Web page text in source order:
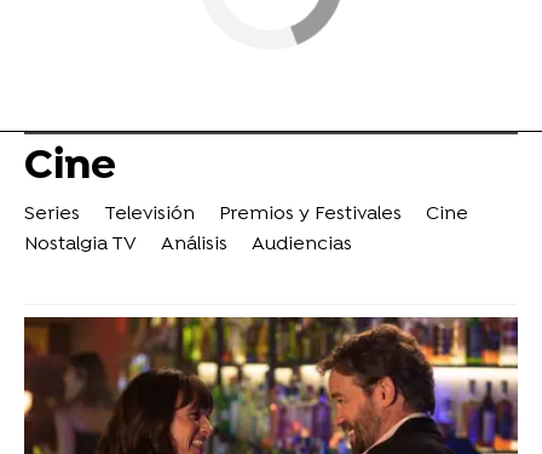
Cine
Series Televisión Premios y Festivales
Cine
Nostalgia TV
Análisis Audiencias